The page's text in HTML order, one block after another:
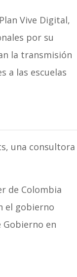
Vive Digital,
por su
la transmisión
a las escuelas
una consultora
de Colombia
el gobierno
en